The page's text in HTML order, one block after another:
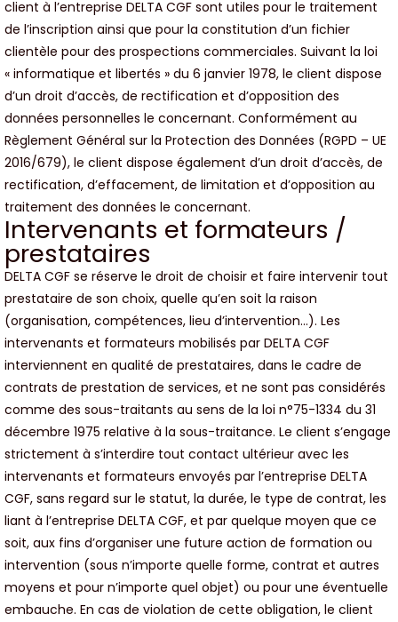
client à l’entreprise DELTA CGF sont utiles pour le traitement
de l’inscription ainsi que pour la constitution d’un fichier
clientèle pour des prospections commerciales. Suivant la loi
« informatique et libertés » du 6 janvier 1978, le client dispose
d’un droit d’accès, de rectification et d’opposition des
données personnelles le concernant. Conformément au
Règlement Général sur la Protection des Données (RGPD – UE
2016/679), le client dispose également d’un droit d’accès, de
rectification, d’effacement, de limitation et d’opposition au
traitement des données le concernant.
Intervenants et formateurs /
prestataires
DELTA CGF se réserve le droit de choisir et faire intervenir tout
prestataire de son choix, quelle qu’en soit la raison
(organisation, compétences, lieu d’intervention…). Les
intervenants et formateurs mobilisés par DELTA CGF
interviennent en qualité de prestataires, dans le cadre de
contrats de prestation de services, et ne sont pas considérés
comme des sous-traitants au sens de la loi n°75-1334 du 31
décembre 1975 relative à la sous-traitance. Le client s’engage
strictement à s’interdire tout contact ultérieur avec les
intervenants et formateurs envoyés par l’entreprise DELTA
CGF, sans regard sur le statut, la durée, le type de contrat, les
liant à l’entreprise DELTA CGF, et par quelque moyen que ce
soit, aux fins d’organiser une future action de formation ou
intervention (sous n’importe quelle forme, contrat et autres
moyens et pour n’importe quel objet) ou pour une éventuelle
embauche. En cas de violation de cette obligation, le client